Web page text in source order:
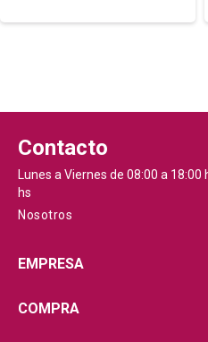
Contacto
Lunes a Viernes de 08:00 a
hs
Nosotros
EMPRESA
COMPRA